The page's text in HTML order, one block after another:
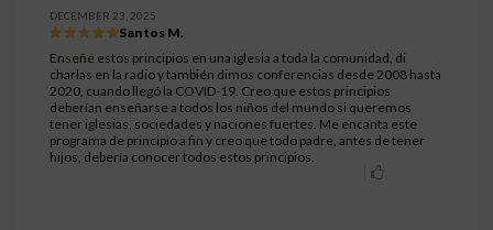
DECEMBER 23, 2025
Santos M.
Enseñé estos principios en una iglesia a toda la comunidad, di
charlas en la radio y también dimos conferencias desde 2008 hasta
2020, cuando llegó la COVID-19. Creo que estos principios
deberían enseñarse a todos los niños del mundo si queremos
tener iglesias, sociedades y naciones fuertes. Me encanta este
programa de principio a fin y creo que todo padre, antes de tener
hijos, debería conocer todos estos principios.